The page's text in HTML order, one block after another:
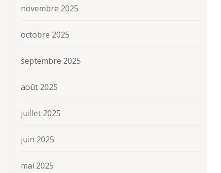
novembre 2025
octobre 2025
septembre 2025
août 2025
juillet 2025
juin 2025
mai 2025